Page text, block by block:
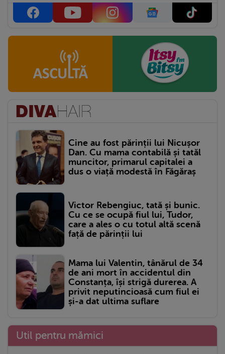
Cine au fost părinții lui Nicușor
Dan. Cu mama contabilă și tatăl
muncitor, primarul capitalei a
dus o viață modestă în Făgăraș
Victor Rebengiuc, tată și bunic.
Cu ce se ocupă fiul lui, Tudor,
care a ales o cu totul altă scenă
față de părinții lui
Mama lui Valentin, tânărul de 34
de ani mort în accidentul din
Constanța, își strigă durerea. A
privit neputincioasă cum fiul ei
și-a dat ultima suflare
Util pentru mămici